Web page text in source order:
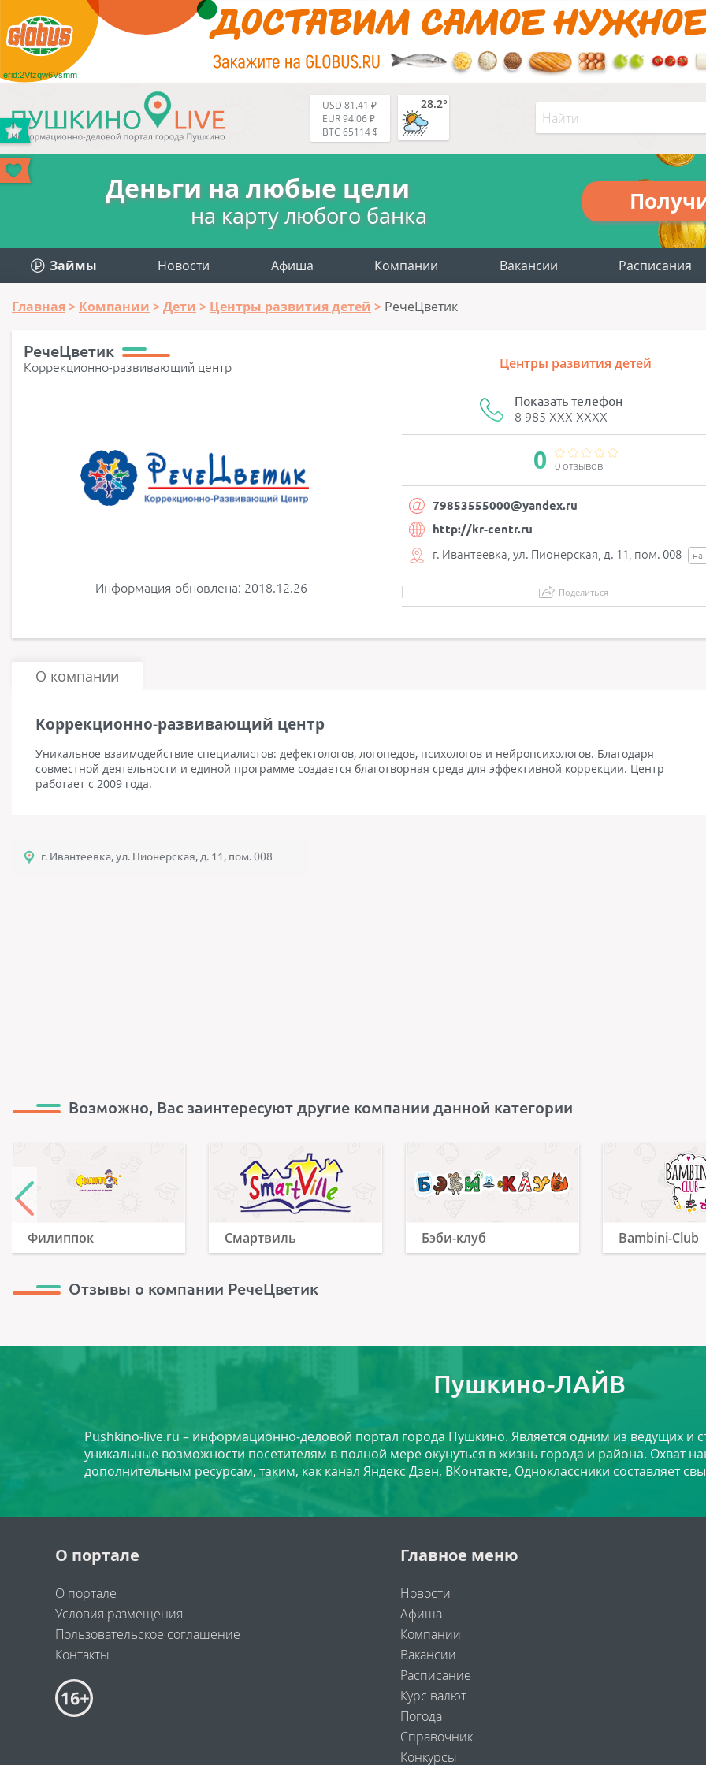
erid:2Vtzqw6Vsmm
USD 81.41 ₽
EUR 94.06 ₽
BTC 65114 $
28.2°
Деньги на любые цели
на карту любого банка
Займы Новости Афиша Компании Вакансии Расписания
Главная Компании Дети Центры развития детей РечеЦветик
РечеЦветик
Коррекционно-развивающий центр
Информация обновлена: 2018.12.26
Центры развития детей
Показать телефон
8 985 XXX XXXX
0 0 отзывов
79853555000@yandex.ru
http://kr-centr.ru
г. Ивантеевка, ул. Пионерская, д. 11, пом. 008
на
Поделиться
О компании
Коррекционно-развивающий центр
Уникальное взаимодействие специалистов: дефектологов, логопедов, психологов и нейропсихологов. Благодаря
совместной деятельности и единой программе создается благотворная среда для эффективной коррекции. Центр
работает с 2009 года.
г. Ивантеевка, ул. Пионерская, д. 11, пом. 008
Возможно, Вас заинтересуют другие компании данной категории
Филиппок Смартвиль Бэби-клуб Bambini-Club
Отзывы о компании РечеЦветик
Пушкино-ЛАЙВ
Pushkino-live.ru – информационно-деловой портал города Пушкино. Является одним из ведущих и
уникальные возможности посетителям в полной мере окунуться в жизнь города и района. Охват
дополнительным ресурсам, таким, как канал Яндекс Дзен, ВКонтакте, Одноклассники составляет
О портале
О портале
Условия размещения
Пользовательское соглашение
Контакты
Главное меню
Новости
Афиша
Компании
Вакансии
Расписание
Курс валют
Погода
Справочник
Конкурсы